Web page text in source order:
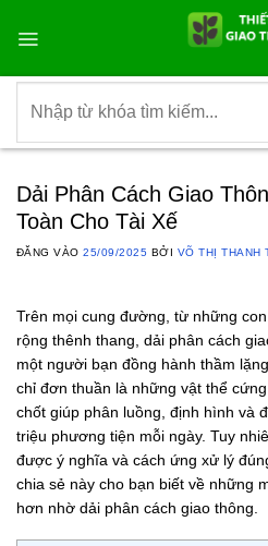
qua
dung
kiếm:
Dải Phân Cách Giao
Toàn Cho Tài Xế
ĐĂNG VÀO25/09/2025 BỞI VÕ THỊ THANH
Trên mọi cung đường, từ những
rộng thênh thang, dải phân cách
một người bạn đồng hành thầm
chỉ đơn thuần là những vật thể
chốt giúp phân luồng, định hình và
triệu phương tiện mỗi ngày. Tuy
được ý nghĩa và cách ứng xử lý
chia sẻ này cho bạn biết về những
hơn nhờ dải phân cách giao thông.